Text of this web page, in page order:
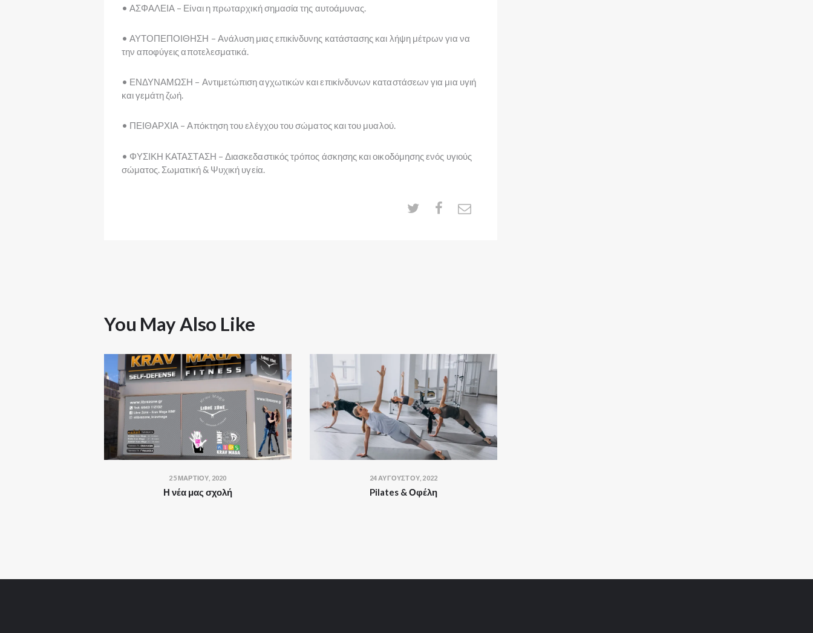
• ΑΣΦΑΛΕΙΑ – Είναι η πρωταρχική σημασία της αυτοάμυνας.
• ΑΥΤΟΠΕΠΟΙΘΗΣΗ – Ανάλυση μιας επικίνδυνης κατάστασης και λήψη μέτρων για να
την αποφύγεις αποτελεσματικά.
• ΕΝΔΥΝΑΜΩΣΗ – Αντιμετώπιση αγχωτικών και επικίνδυνων καταστάσεων για μια υγιή
και γεμάτη ζωή.
• ΠΕΙΘΑΡΧΙΑ – Απόκτηση του ελέγχου του σώματος και του μυαλού.
• ΦΥΣΙΚΗ ΚΑΤΑΣΤΑΣΗ – Διασκεδαστικός τρόπος άσκησης και οικοδόμησης ενός υγιούς
σώματος. Σωματική & Ψυχική υγεία.
You May Also Like
25 ΜΑΡΤΊΟΥ, 2020
Η νέα μας σχολή
24 ΑΥΓΟΎΣΤΟΥ, 2022
Pilates & Οφέλη